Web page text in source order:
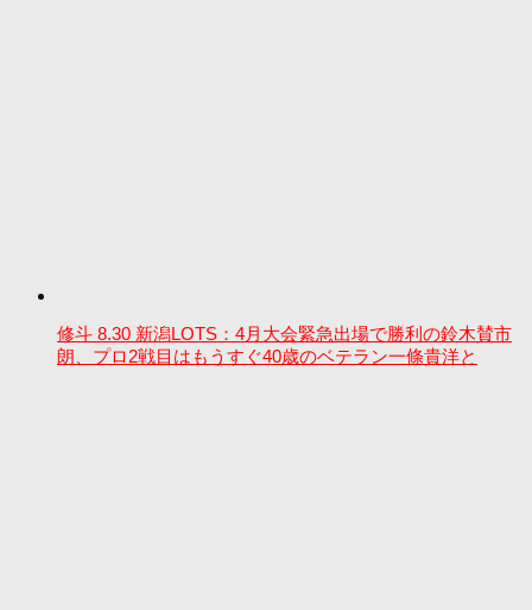
修斗 8.30 新潟LOTS：4月大会緊急出場で勝利の鈴木賛市
朗、プロ2戦目はもうすぐ40歳のベテラン一條貴洋と